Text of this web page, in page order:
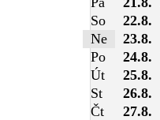
So
22.8.
Ne
23.8.
Po
24.8.
Út
25.8.
St
26.8.
Čt
27.8.